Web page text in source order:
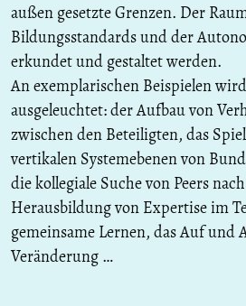
außen gesetzte Grenzen. Der
Bildungsstandards und der
erkundet und gestaltet werden.
An exemplarischen Beispielen
ausgeleuchtet: der Aufbau von
zwischen den Beteiligten, das
vertikalen Systemebenen von
die kollegiale Suche von Peers
Herausbildung von Expertise im
gemeinsame Lernen, das Auf
Veränderung …